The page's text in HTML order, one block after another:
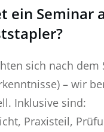
ein Seminar
sich nach dem
– wir
Inklusive sind:
Praxisteil,